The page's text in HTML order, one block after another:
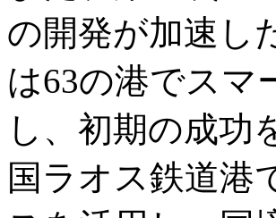
の開発が加速し
は63の港でスマ
し、初期の成功
国ラオス鉄道港